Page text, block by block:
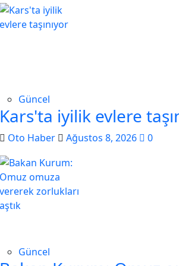
Güncel
Kars'ta iyilik evlere
Oto Haber Ağustos 8, 2026 0
Güncel